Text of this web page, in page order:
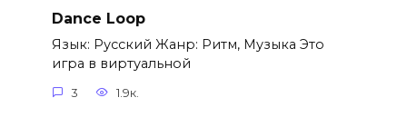
Dance Loop
Язык: Русский Жанр: Ритм, Музыка Это
игра в виртуальной
3 1.9к.